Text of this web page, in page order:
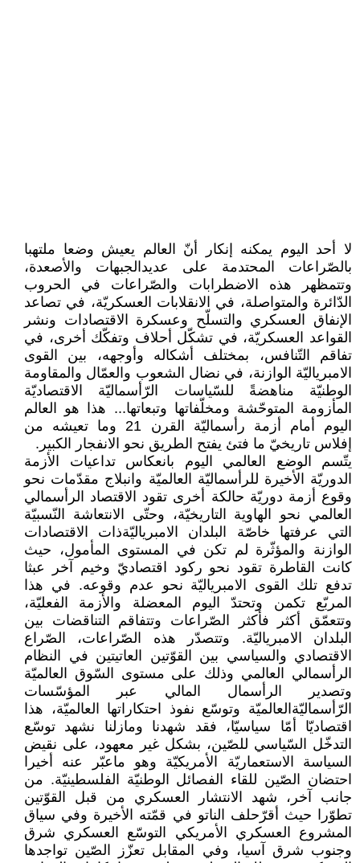
لا أحد اليوم يمكنه إنكار أنّ العالم يعيش وضعا ملتهبا
بالصّراعات المحتدمة على عديدالجبهات والأصعدة،
وتتمظهر هذه الاضطرابات والصّراعات في الحروب
الدّائرة والمتواصلة، في الانقلابات العسكريّة، في تصاعد
الإنفاق العسكري والتسلّح وعسكرة الاقتصادات ونشر
القواعد العسكريّة، في تشكّل أحلاف وتفكّك أخرى، في
تفاقم التّنافس، بمختلف أشكاله وأوجهه، بين القوى
الامبرياليّة الوازنة، في نضال الشعوب والعمّال والمقاومة
الوطنيّة مناهضةً للسّياسات الرّأسماليّة الاقتصاديّة
المأزومة المتوحّشة ومخلّفاتها وتبعاتها... هذا هو العالم
اليوم أمام أزمة رأسماليّة القرن 21 وما تعيشه من
إفلاس تاريخيّ ما فتئ يفتح الطريق نحو الانفجار الكبير.
يتّسم الوضع العالمي اليوم بانعكاس تداعيات الأزمة
الدوريّة الأخيرة للرأسماليّة العالميّة وانبلاج مقدّمات نحو
وقوع أزمة دوريّة حالكة أخرى تقود الاقتصاد الرأسمالي
العالمي نحو الهاوية التاريخيّة، وحتّى الانتعاشة النّسبيّة
التي عرفتها خاصّة البلدان الامبرياليّةذات الاقتصادات
الوازنة والمؤثّرة لم تكن في المستوى المأمول، حيث
كانت القاطرة تقود نحو ركود اقتصاديّ وخيم آخر عبثا
تدفع تلك القوى الامبرياليّة نحو عدم وقوعه. في هذا
المربّع تكمن وتحتدّ اليوم المعضلة والأزمة الفعليّة،
وتتعمّق أكثر فأكثر الصّراعات وتتفاقم التناقضات بين
البلدان الامبرياليّة. وتتصدّر هذه الصّراعات، الصّراع
الاقتصادي والسياسي بين القوّتين العاتيتين في النظام
الرأسمالي العالمي وذلك على مستوى السّوق العالميّة
وتصدير الرأسمال المالي عبر المؤسّسات
الرّأسماليّةالعالميّة وتوسّع نفوذ احتكاراتها العالميّة، هذا
اقتصاديّا أمّا سياسيّا، فقد شهدنا ومازلنا نشهد توسّع
التدخّل السّياسي للصّين، بشكل غير معهود، على نقيض
السياسة الاستعماريّة الأمريكيّة وهو ماعبّر عنه أخيرا
احتضان الصّين للقاء الفصائل الوطنيّة الفلسطينيّة. من
جانب آخر، شهد الانتشار العسكري من قبل القوّتين
تطوّرا حيث أقرّحلف الناتو في قمّته الأخيرة وفي سياق
المشروع العسكري الأمريكي التوسّع العسكري شرق
وجنوب شرق آسيا، وفي المقابل تعزّز الصّين تواجدها